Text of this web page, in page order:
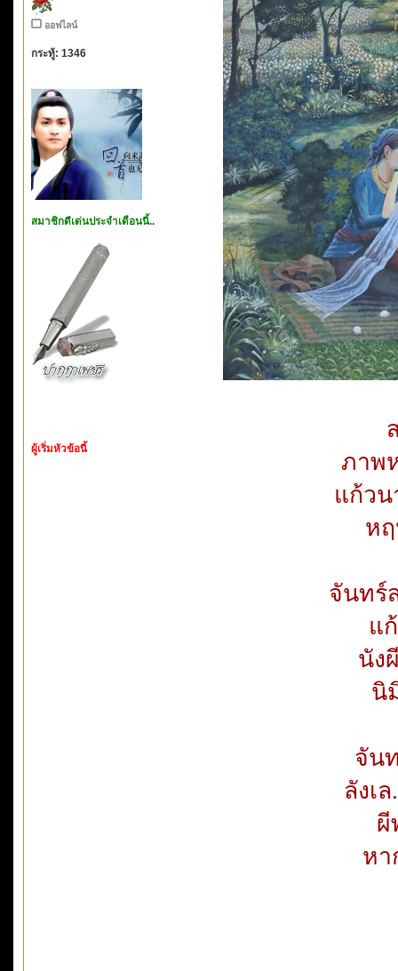
ออฟไลน์
กระทู้: 1346
สมาชิกดีเด่นประจำเดือนนี้..
ผู้เริ่มหัวข้อนี้
ภาพ
แก้ว
ห
จันทร์
แ
นัง
นิ
จัน
ลังเ
ผี
หา